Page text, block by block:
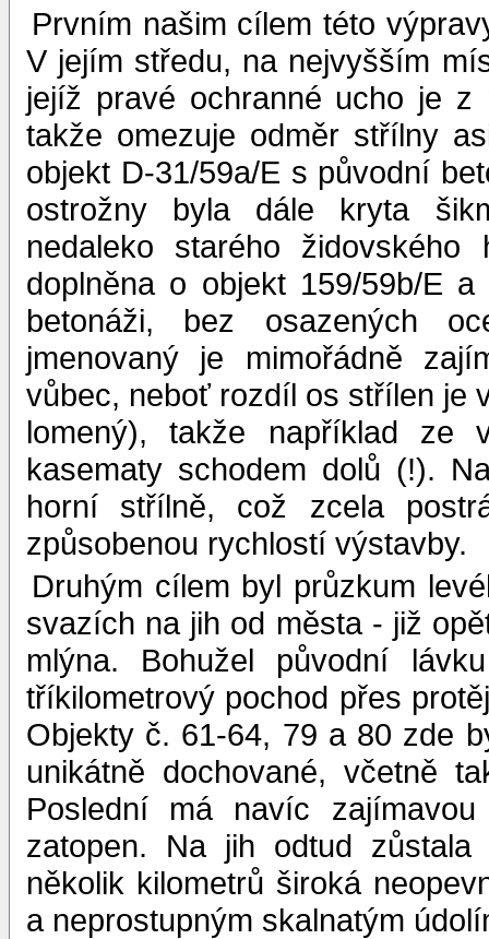
Prvním našim cílem této
V jejím středu, na nejvyšším
jejíž pravé ochranné ucho je z
takže omezuje odměr střílny
objekt D-31/59a/E s původní
ostrožny byla dále kryta
nedaleko starého
doplněna o objekt 159/59b/E
betonáži, bez osazených
jmenovaný je mimořádně
vůbec, neboť rozdíl os střílen je
lomený), takže například ze
kasematy schodem dolů (!).
horní střílně, což zcela
způsobenou rychlostí výstavby.
Druhým cílem byl průzkum
svazích na jih od města - již
mlýna. Bohužel původní
tříkilometrový pochod přes
Objekty č. 61-64, 79 a 80 zde
unikátně dochované, včetně
Poslední má navíc
zatopen. Na jih odtud
několik kilometrů široká
a neprostupným skalnatým